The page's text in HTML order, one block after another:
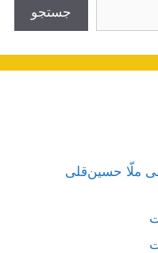
جستجو
ملّا حسین‌قلی